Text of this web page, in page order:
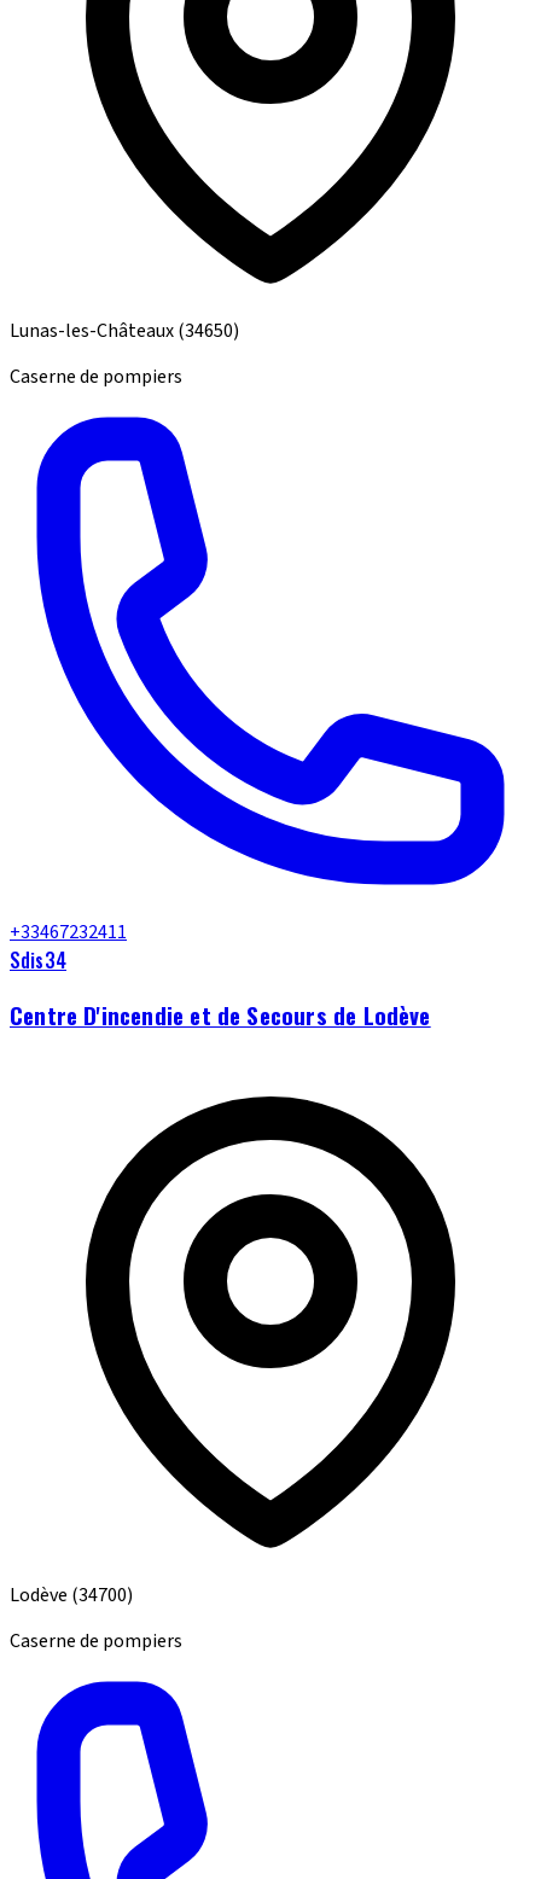
Lunas-les-Châteaux(34650)
Caserne de pompiers
+33467232411
Sdis34
Centre D'incendie et de Secours de Lodève
Lodève (34700)
Caserne de pompiers